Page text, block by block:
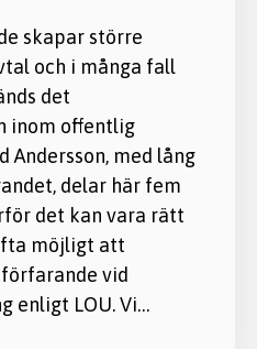
skapar större
och i många fall
det
inom offentlig
Andersson, med lång
delar här fem
det kan vara rätt
möjligt att
vid
enligt LOU. Vi…